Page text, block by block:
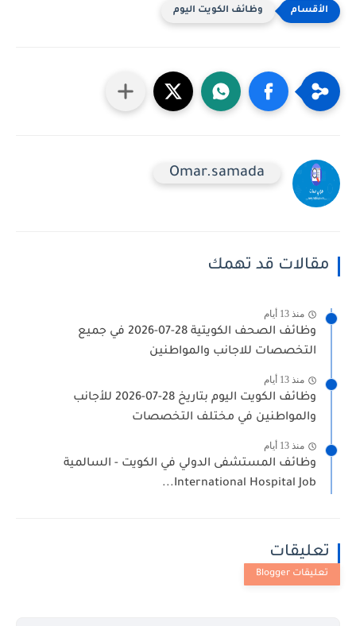
وظائف الكويت اليوم
Omar.samada
مقالات قد تهمك
منذ 13 أيام
وظائف الصحف الكويتية 28-07-2026 في جميع
التخصصات للاجانب والمواطنين
منذ 13 أيام
وظائف الكويت اليوم بتاريخ 28-07-2026 للأجانب
والمواطنين في مختلف التخصصات
منذ 13 أيام
وظائف المستشفى الدولي في الكويت - السالمية
International Hospital Job...
تعليقات